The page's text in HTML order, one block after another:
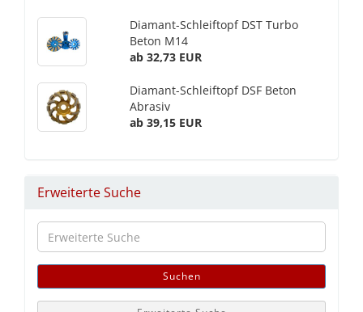
Diamant-Schleiftopf DST Turbo
Beton M14
ab 32,73 EUR
Diamant-Schleiftopf DSF Beton
Abrasiv
ab 39,15 EUR
Erweiterte Suche
Erweiterte
Suche
Suchen